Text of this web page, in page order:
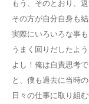
もう、そのとおり、
その方が自分自身も
実際にいろいろな事
うまく回りだしたよ
よし！俺は自責思考
と、僕も過去に当時
日々の仕事に取り組